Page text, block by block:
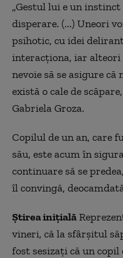
„Gestul lui e un
disperare. (...) Uneori
psihotic, cu idei
interacționa, iar alteori
nevoie să se asigure
există o cale de
Gabriela Groza.
Copilul de un an, care
său, este acum în
continuare să se
îl convingă,
Știrea inițială
vineri, că la sfârşitul
fost sesizaţi că un